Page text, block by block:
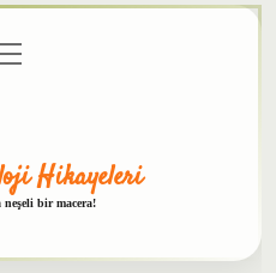
Hikayeleri
bir macera!